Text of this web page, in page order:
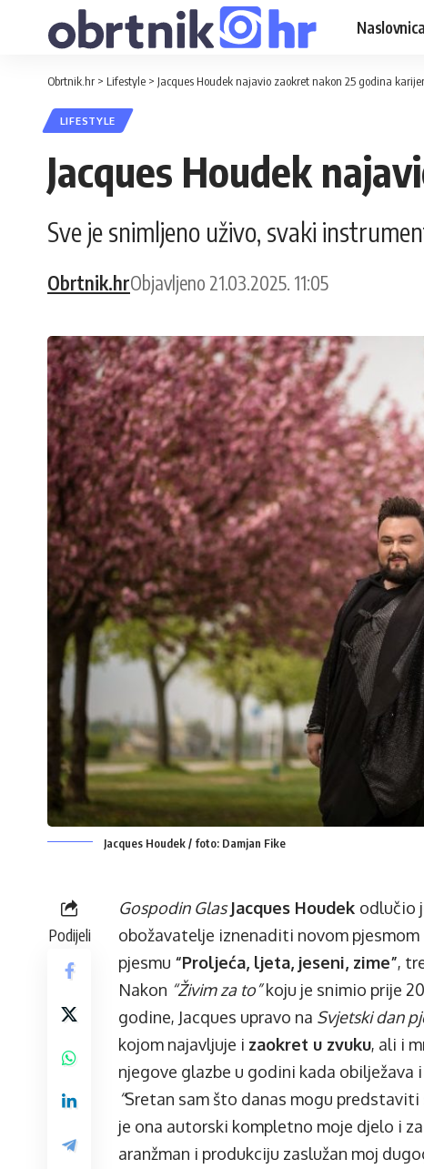
Naslovnica
Obrtnik.hr > Lifestyle > Jacques Houdek najavio zaokret nakon 25 godina
LIFESTYLE
Jacques Houdek
Sve je snimljeno uživo, svaki
Obrtnik.hrObjavljeno 21.03.2025. 11:05
Jacques Houdek / foto: Damjan Fike
Podijeli
Gospodin Glas Jacques Houdek odlučio
obožavatelje iznenaditi novom
pjesmu “Proljeća, ljeta, jeseni, zime”,
Nakon “Živim za to”koju je snimio prije
godine, Jacques upravo na Svjetski dan
kojom najavljuje i zaokret u zvuku, ali i
njegove glazbe u godini kada obilježava
“Sretan sam što danas mogu
je ona autorski kompletno moje djelo i
aranžman i produkciju zaslužan moj